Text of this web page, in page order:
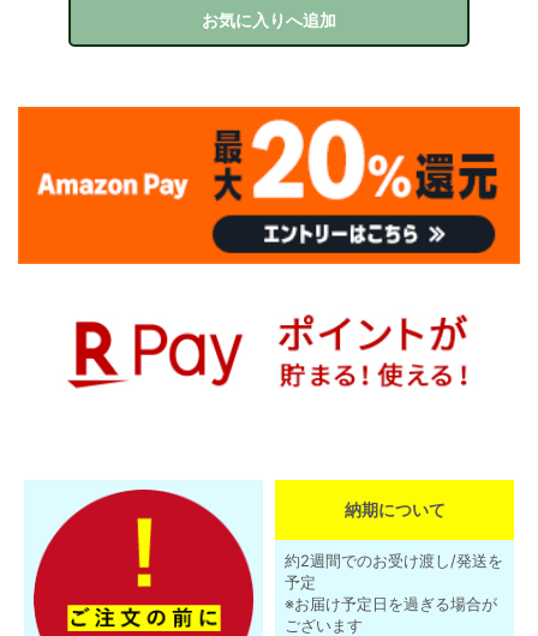
お気に入りへ追加
納期について
約2週間でのお受け渡し/発送を
予定
※お届け予定日を過ぎる場合が
ございます